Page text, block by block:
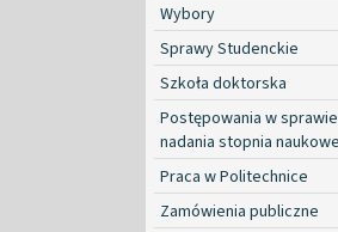
Wybory
Sprawy Studenckie
Szkoła doktorska
Postępowania w sprawie
nadania stopnia
Praca w Politechnice
Zamówienia publiczne